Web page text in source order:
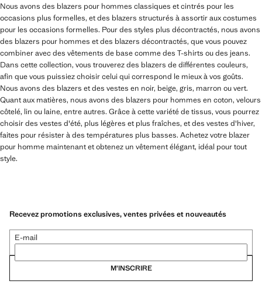
Nous avons des blazers pour hommes classiques et cintrés pour les
occasions plus formelles, et des blazers structurés à assortir aux costumes
pour les occasions formelles. Pour des styles plus décontractés, nous avons
des blazers pour hommes et des blazers décontractés, que vous pouvez
combiner avec des vêtements de base comme des T-shirts ou des jeans.
Dans cette collection, vous trouverez des blazers de différentes couleurs,
afin que vous puissiez choisir celui qui correspond le mieux à vos goûts.
Nous avons des blazers et des vestes en noir, beige, gris, marron ou vert.
Quant aux matières, nous avons des blazers pour hommes en coton, velours
côtelé, lin ou laine, entre autres. Grâce à cette variété de tissus, vous pourrez
choisir des vestes d'été, plus légères et plus fraîches, et des vestes d'hiver,
faites pour résister à des températures plus basses. Achetez votre blazer
pour homme maintenant et obtenez un vêtement élégant, idéal pour tout
style.
Recevez promotions exclusives, ventes privées et nouveautés
E-mail
M’INSCRIRE